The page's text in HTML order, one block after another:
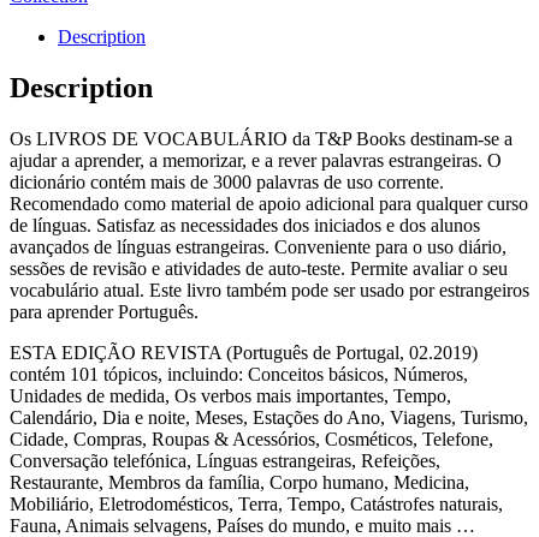
Description
Description
Os LIVROS DE VOCABULÁRIO da T&P Books destinam-se a
ajudar a aprender, a memorizar, e a rever palavras estrangeiras. O
dicionário contém mais de 3000 palavras de uso corrente.
Recomendado como material de apoio adicional para qualquer curso
de línguas. Satisfaz as necessidades dos iniciados e dos alunos
avançados de línguas estrangeiras. Conveniente para o uso diário,
sessões de revisão e atividades de auto-teste. Permite avaliar o seu
vocabulário atual. Este livro também pode ser usado por estrangeiros
para aprender Português.
ESTA EDIÇÃO REVISTA (Português de Portugal, 02.2019)
contém 101 tópicos, incluindo: Conceitos básicos, Números,
Unidades de medida, Os verbos mais importantes, Tempo,
Calendário, Dia e noite, Meses, Estações do Ano, Viagens, Turismo,
Cidade, Compras, Roupas & Acessórios, Cosméticos, Telefone,
Conversação telefónica, Línguas estrangeiras, Refeições,
Restaurante, Membros da família, Corpo humano, Medicina,
Mobiliário, Eletrodomésticos, Terra, Tempo, Catástrofes naturais,
Fauna, Animais selvagens, Países do mundo, e muito mais …